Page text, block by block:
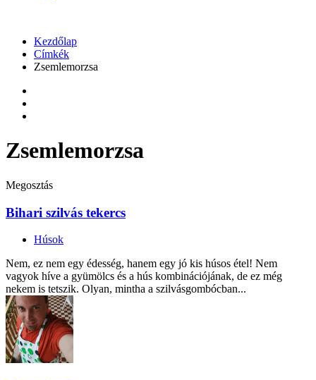
Kezdőlap
Címkék
Zsemlemorzsa
Zsemlemorzsa
Megosztás
Bihari szilvás tekercs
Húsok
Nem, ez nem egy édesség, hanem egy jó kis húsos étel! Nem
vagyok híve a gyümölcs és a hús kombinációjának, de ez még
nekem is tetszik. Olyan, mintha a szilvásgombócban...